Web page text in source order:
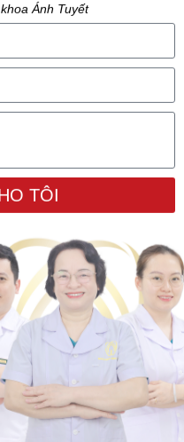
Ánh Tuyết
TÔI